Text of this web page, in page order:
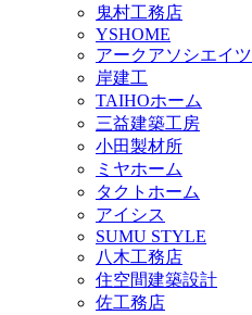
鬼村工務店
YSHOME
アークアソシエイツ
岸建工
TAIHOホーム
三益建築工房
小田製材所
ミヤホーム
タクトホーム
アイシス
SUMU STYLE
八木工務店
住空間建築設計
佐工務店